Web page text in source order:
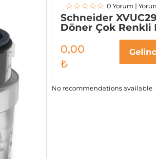
☆☆☆☆☆ 0 Yorum |
Schneider
Döner Çok Renkli
0,00
₺
No recommendations available